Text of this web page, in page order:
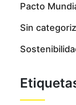
Pacto
Sin